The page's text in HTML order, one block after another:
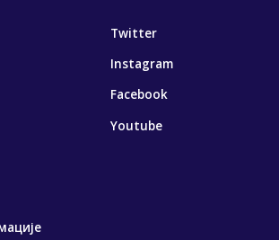
Twitter
Instagram
Facebook
Youtube